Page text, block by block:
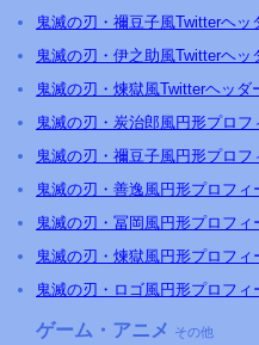
鬼滅の刃・禰豆子風Twitterヘッ
鬼滅の刃・伊之助風Twitterヘッ
鬼滅の刃・煉獄風Twitterヘッダ
鬼滅の刃・炭治郎風円形プロ
鬼滅の刃・禰豆子風円形プロ
鬼滅の刃・善逸風円形プロフ
鬼滅の刃・冨岡風円形プロフ
鬼滅の刃・煉獄風円形プロフ
鬼滅の刃・ロゴ風円形プロフ
ゲーム・アニメ その他